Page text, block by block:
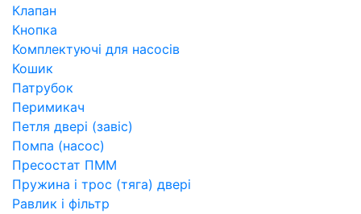
Клапан
Кнопка
Комплектуючі для насосів
Кошик
Патрубок
Перимикач
Петля двері (завіс)
Помпа (насос)
Пресостат ПММ
Пружина і трос (тяга) двері
Равлик і фільтр